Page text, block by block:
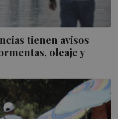
tienen avisos
oleaje y